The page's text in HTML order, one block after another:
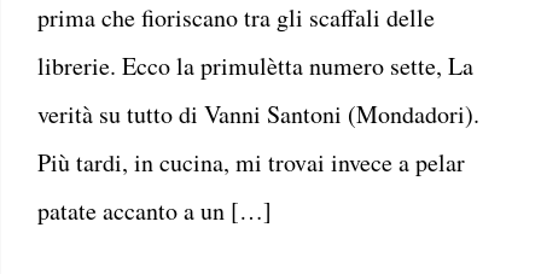
prima che fioriscano tra gli scaffali delle
librerie. Ecco la primulètta numero sette, La
verità su tutto di Vanni Santoni (Mondadori).
Più tardi, in cucina, mi trovai invece a pelar
patate accanto a un […]